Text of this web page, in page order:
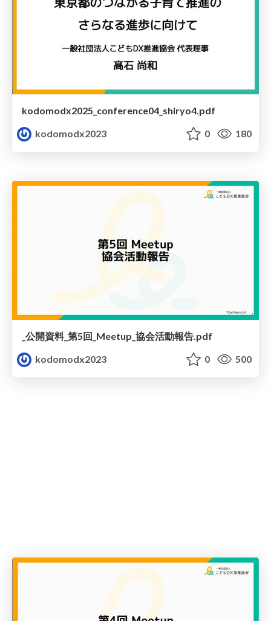
kodomodx2025_conference04_shiryo4.pdf
kodomodx2023
0 180
_公開資料_第5回_Meetup_協会活動報告.pdf
kodomodx2023
0 500